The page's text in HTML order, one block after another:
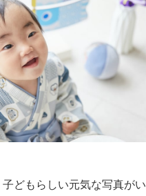
どもらしい元気な写真が